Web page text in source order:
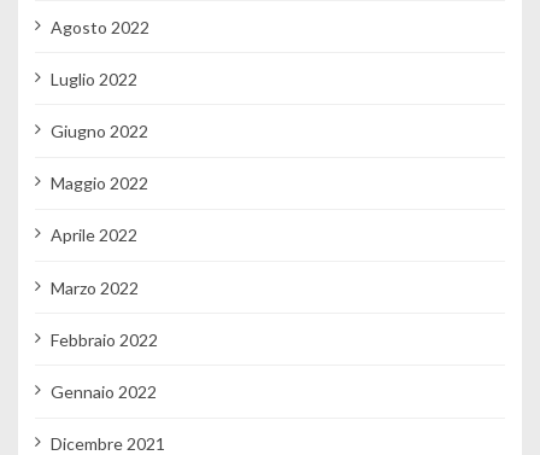
Agosto 2022
Luglio 2022
Giugno 2022
Maggio 2022
Aprile 2022
Marzo 2022
Febbraio 2022
Gennaio 2022
Dicembre 2021